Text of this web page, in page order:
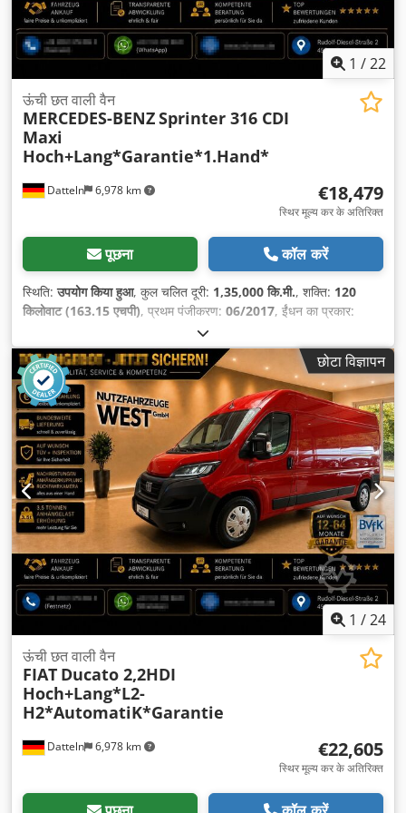
1 /22
Datteln 6,978 km
ऊंची छत वाली वैन
MERCEDES-BENZSprinter 316 CDI
Maxi
Hoch+Lang*Garantie*1.Hand*
€18,479
स्थिर मूल्य कर के अतिरिक्त
पूछना कॉल करें
स्थिति:उपयोग किया हुआ, कुल चलित दूरी: 1,35,000 कि.मी., शक्ति: 120
किलोवाट (163.15 एचपी), प्रथम पंजीकरण: 06/2017, ईंधन का प्रकार:
सफ़ेद
श्रेणी:यूरो 6, सीटों की संख्या:3, कुल लंबाई:7,000 मिमी, लोडिंग स्पेस की
लंबाई:4,300 मिमी, लोडिंग स्पेस की चौड़ाई:1,780 मिमी
, लोडिंग स्पेस की
ऊँचाई: 1,920 मिमी , उपकरण:एबीएस, एयर कंडीशनिंग, कालिख फिल्टर, केंद्रीय
लॉकिंग,
छोटा विज्ञापन
1 /24
Datteln 6,978 km
ऊंची छत वाली वैन
FIAT Ducato 2,2HDI
Hoch+Lang*L2-
H2*AutomatiK*Garantie
€22,605
स्थिर मूल्य कर के अतिरिक्त